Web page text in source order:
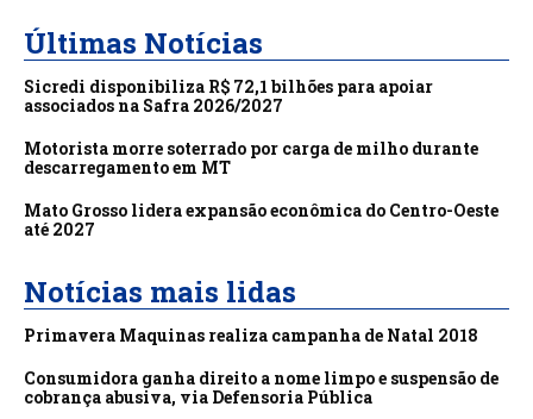
Últimas Notícias
Sicredi disponibiliza R$ 72,1 bilhões para apoiar
associados na Safra 2026/2027
Motorista morre soterrado por carga de milho durante
descarregamento em MT
Mato Grosso lidera expansão econômica do Centro-Oeste
até 2027
Notícias mais lidas
Primavera Maquinas realiza campanha de Natal 2018
Consumidora ganha direito a nome limpo e suspensão de
cobrança abusiva, via Defensoria Pública